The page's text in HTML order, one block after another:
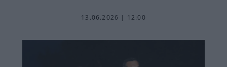
13.06.2026 | 12:00